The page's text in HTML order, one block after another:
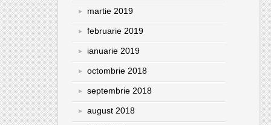
martie 2019
februarie 2019
ianuarie 2019
octombrie 2018
septembrie 2018
august 2018